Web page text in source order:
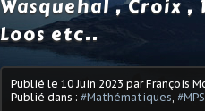
Wasquehal , Croix
Loos etc..
Publié le 10 Juin 2023 par François
Publié dans : #Mathématiques